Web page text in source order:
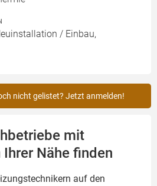
/ Einbau,
nicht gelistet? Jetzt anmelden!
mit
Nähe finden
auf den